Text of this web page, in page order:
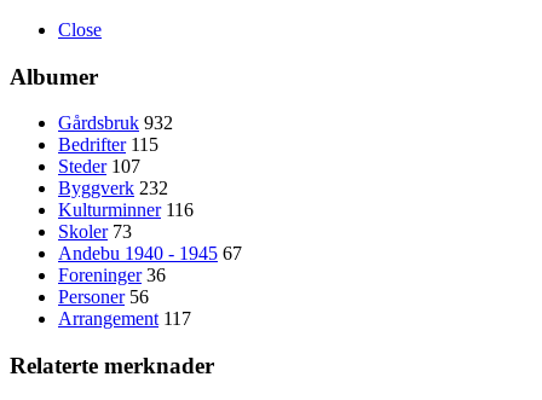
Close
Albumer
Gårdsbruk 932
Bedrifter 115
Steder 107
Byggverk 232
Kulturminner 116
Skoler 73
Andebu 1940 - 1945 67
Foreninger 36
Personer 56
Arrangement 117
Relaterte merknader